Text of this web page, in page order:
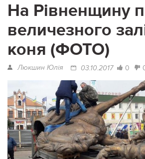
На Рівненщину
величезного
коня (ФОТО)
Люкшин Юлія 03.10.2017 0